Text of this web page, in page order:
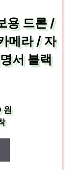
용 드론 /
메라 / 자
서 블랙
원